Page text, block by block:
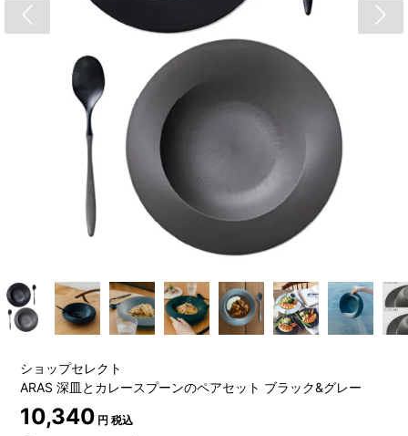
ショップセレクト
ARAS 深皿とカレースプーンのペアセット ブラック&グレー
10,340 円 税込